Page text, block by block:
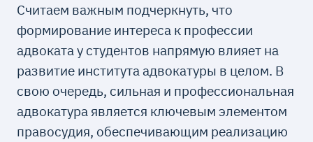
Считаем важным подчеркнуть, что
формирование интереса к профессии
адвоката у студентов напрямую влияет на
развитие института адвокатуры в целом. В
свою очередь, сильная и профессиональная
адвокатура является ключевым элементом
правосудия, обеспечивающим реализацию